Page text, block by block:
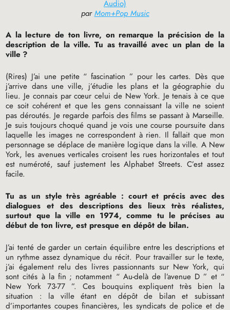
Audio)
parMom+Pop Music
A la lecture de ton livre, on remarque la précision de la
description de la ville. Tu as travaillé avec un plan de la
ville ?
(Rires) J’ai une petite “ fascination ” pour les cartes. Dès que
j’arrive dans une ville, j’étudie les plans et la géographie du
lieu. Je connais par cœur celui de New York. Je tenais à ce que
ce soit cohérent et que les gens connaissant la ville ne soient
pas déroutés. Je regarde parfois des films se passant à Marseille.
Je suis toujours choqué quand je vois une course poursuite dans
laquelle les images ne correspondent à rien. Il fallait que mon
personnage se déplace de manière logique dans la ville. A New
York, les avenues verticales croisent les rues horizontales et tout
est numéroté, sauf justement les Alphabet Streets. C’est assez
facile.
Tu as un style très agréable : court et précis avec des
dialogues et des descriptions des lieux très réalistes,
surtout que la ville en 1974, comme tu le précises au
début de ton livre, est presque en dépôt de bilan.
J’ai tenté de garder un certain équilibre entre les descriptions et
un rythme assez dynamique du récit. Pour travailler sur le texte,
j’ai également relu des livres passionnants sur New York, qui
sont cités à la fin ; notamment “ Au-delà de l’avenue D ” et “
New York 73-77 ”. Ces bouquins expliquent très bien la
situation : la ville étant en dépôt de bilan et subissant
d’importantes coupes financières, les syndicats de police et de